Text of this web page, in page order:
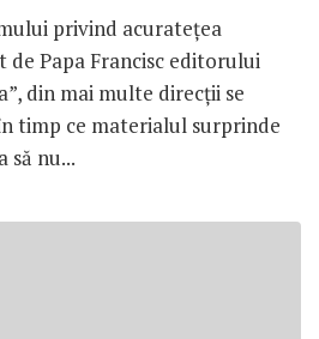
privind acurateţea
Papa Francisc editorului
din mai multe direcţii se
timp ce materialul surprinde
să nu...